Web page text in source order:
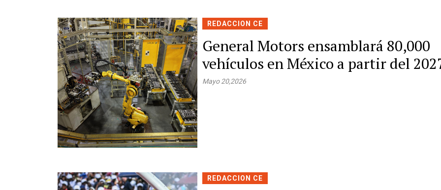
REDACCION CE
General Motors ensamblará 80,000
vehículos en México a partir del
Mayo 20,2026
REDACCION CE